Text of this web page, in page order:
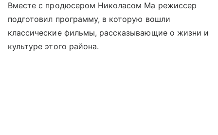
Вместе с продюсером Николасом Ма режиссер
подготовил программу, в которую вошли
классические фильмы, рассказывающие о жизни и
культуре этого района.